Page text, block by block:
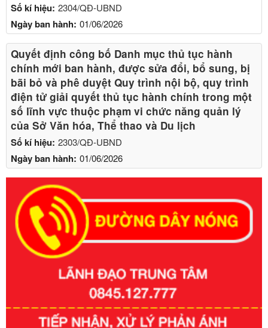
Số kí hiệu: 2304/QĐ-UBND
Ngày ban hành: 01/06/2026
Số kí hiệu: 2303/QĐ-UBND
Ngày ban hành: 01/06/2026
Quyết định công bố Danh mục thủ tục hành
chính mới ban hành, được sửa đổi, bổ sung, bị
bãi bỏ và phê duyệt Quy trình nội bộ, quy trình
điện tử giải quyết thủ tục hành chính trong một
số lĩnh vực thuộc phạm vi chức năng quản lý
của Sở Văn hóa, Thể thao và Du lịch